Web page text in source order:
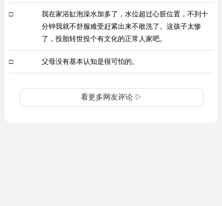
□
我在家浴缸泡澡水加多了，水位超过心脏位置，不到十
分钟我就不舒服难受赶紧出来不敢洗了。这孩子太惨
了，投胎转世投个有文化的正常人家吧。
□ 父母没有基本认知是很可怕的。
看更多网友评论 ▷